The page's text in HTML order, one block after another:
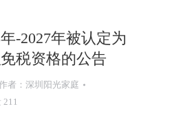
-2027年被认定为
税资格的公告
者： 深圳阳光家庭